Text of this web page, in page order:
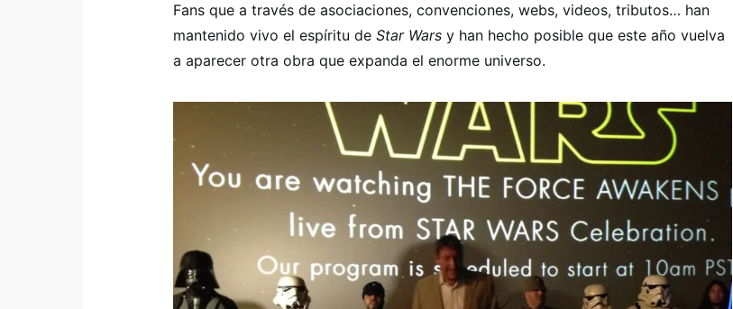
Fans que a través de asociaciones, convenciones, webs, videos, tributos… han
mantenido vivo el espíritu de Star Wars y han hecho posible que este año vuelva
a aparecer otra obra que expanda el enorme universo.